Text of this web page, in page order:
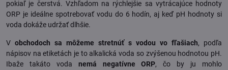
pokiaľ je čerstvá. Vzhľadom na rýchlejšie sa vytrácajúce hodnoty
ORP je ideálne spotrebovať vodu do 6 hodín, aj keď pH hodnoty si
voda dokáže udržať dlhšie.
V obchodoch sa môžeme stretnúť s vodou vo fľašiach, podľa
nápisov na etiketách je to alkalická voda so zvýšenou hodnotou pH.
Ibaže takáto voda nemá negatívne ORP, čo by ju mohlo